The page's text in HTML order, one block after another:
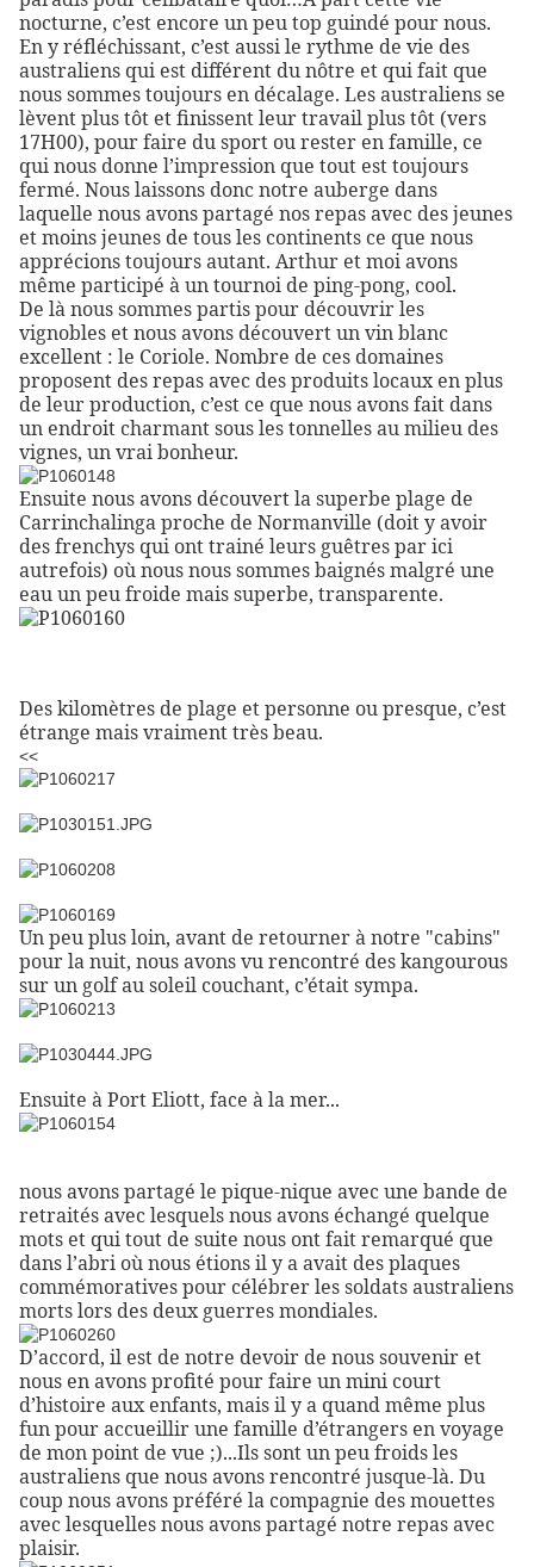
nocturne, c’est encore un peu top guindé pour nous.
En y réfléchissant, c’est aussi le rythme de vie des
australiens qui est différent du nôtre et qui fait que
nous sommes toujours en décalage. Les australiens se
lèvent plus tôt et finissent leur travail plus tôt (vers
17H00), pour faire du sport ou rester en famille, ce
qui nous donne l’impression que tout est toujours
fermé. Nous laissons donc notre auberge dans
laquelle nous avons partagé nos repas avec des jeunes
et moins jeunes de tous les continents ce que nous
apprécions toujours autant. Arthur et moi avons
même participé à un tournoi de ping-pong, cool.
De là nous sommes partis pour découvrir les
vignobles et nous avons découvert un vin blanc
excellent : le Coriole. Nombre de ces domaines
proposent des repas avec des produits locaux en plus
de leur production, c’est ce que nous avons fait dans
un endroit charmant sous les tonnelles au milieu des
vignes, un vrai bonheur.
Ensuite nous avons découvert la superbe plage de
Carrinchalinga proche de Normanville (doit y avoir
des frenchys qui ont trainé leurs guêtres par ici
autrefois) où nous nous sommes baignés malgré une
eau un peu froide mais superbe, transparente.
Des kilomètres de plage et personne ou presque, c’est
étrange mais vraiment très beau.
<<
Un peu plus loin, avant de retourner à notre "cabins"
pour la nuit, nous avons vu rencontré des kangourous
sur un golf au soleil couchant, c’était sympa.
Ensuite à Port Eliott, face à la mer...
nous avons partagé le pique-nique avec une bande de
retraités avec lesquels nous avons échangé quelque
mots et qui tout de suite nous ont fait remarqué que
dans l’abri où nous étions il y a avait des plaques
commémoratives pour célébrer les soldats australiens
morts lors des deux guerres mondiales.
D’accord, il est de notre devoir de nous souvenir et
nous en avons profité pour faire un mini court
d’histoire aux enfants, mais il y a quand même plus
fun pour accueillir une famille d’étrangers en voyage
de mon point de vue ;)...Ils sont un peu froids les
australiens que nous avons rencontré jusque-là. Du
coup nous avons préféré la compagnie des mouettes
avec lesquelles nous avons partagé notre repas avec
plaisir.